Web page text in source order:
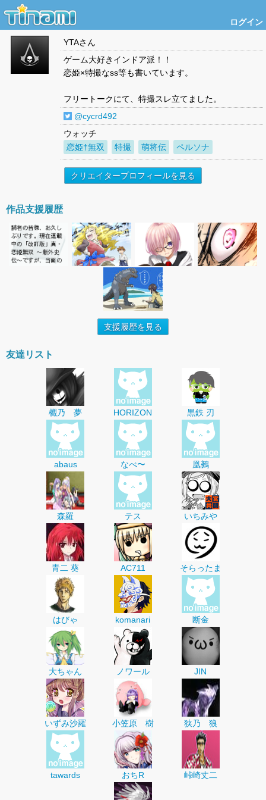
ログイン
YTAさん
ゲーム大好きインドア派！！
恋姫×特撮なss等も書いています。
フリートークにて、特撮スレ立てました。
@cycrd492
ウォッチ
恋姫†無双
特撮 萌将伝 ペルソナ
クリエイタープロフィールを見る
作品支援履歴
支援履歴を見る
友達リスト
欟乃 夢 HORIZON 黒鉄 刃
abaus なべ〜 凰鵺
森羅 テス いちみや
青二 葵 AC711 そらったま
はびゃ komanari 断金
大ちゃん ノワール JIN
いずみ沙羅 小笠原 樹 狭乃 狼
tawards おちR 峠崎丈二